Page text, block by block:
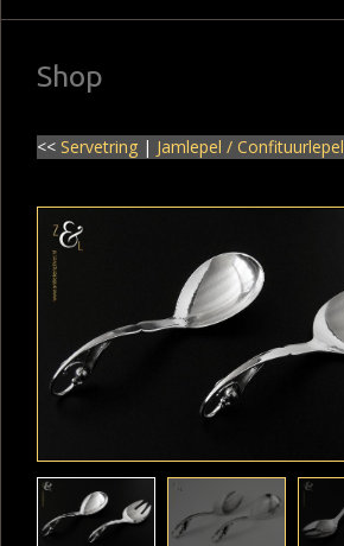
Shop
<< Servetring | Jamlepel / Confituurlepel